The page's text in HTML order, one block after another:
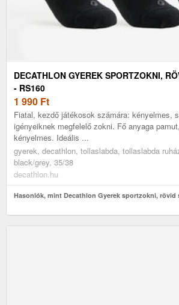
DECATHLON GYEREK SPORTZOKNI,
- RS160
1 990 Ft
Fiatal, kezdő játékosok számára: kényelmes,
igényeiknek megfelelő zokni. Fő anyaga
kényelmes. Ideális ...
gyerek, decathlon, tollaslabda, tollaslabda
black/grey, 35/38
decathlon.hu
Hasonlók, mint Decathlon Gyerek sportzokni, rövid